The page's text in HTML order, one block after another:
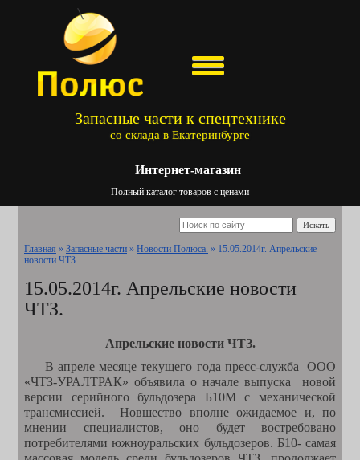
Запасные части к спецтехнике
со склада в Екатеринбурге
Интернет-магазин
Полный каталог товаров с ценами
Искать
Главная » Запасные части » Новости Полюса. » 15.05.2014г. Апрельские
новости ЧТЗ.
15.05.2014г. Апрельские новости
ЧТЗ.
Апрельские новости ЧТЗ.
В апреле месяце текущего года пресс-служба ООО
«ЧТЗ-УРАЛТРАК» объявила о начале выпуска новой
версии серийного бульдозера Б10М с механической
трансмиссией. Новшество вполне ожидаемое и, по
мнении специалистов, оно будет востребовано
потребителями южноуральских бульдозеров. Б10- самая